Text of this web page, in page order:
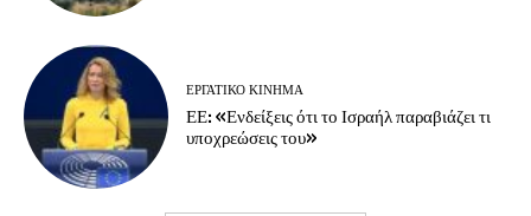
ΕΡΓΑΤΙΚΟ ΚΙΝΗΜΑ
ΕΕ: «Ενδείξεις ότι το Ισραήλ παραβιάζει τι
υποχρεώσεις του»